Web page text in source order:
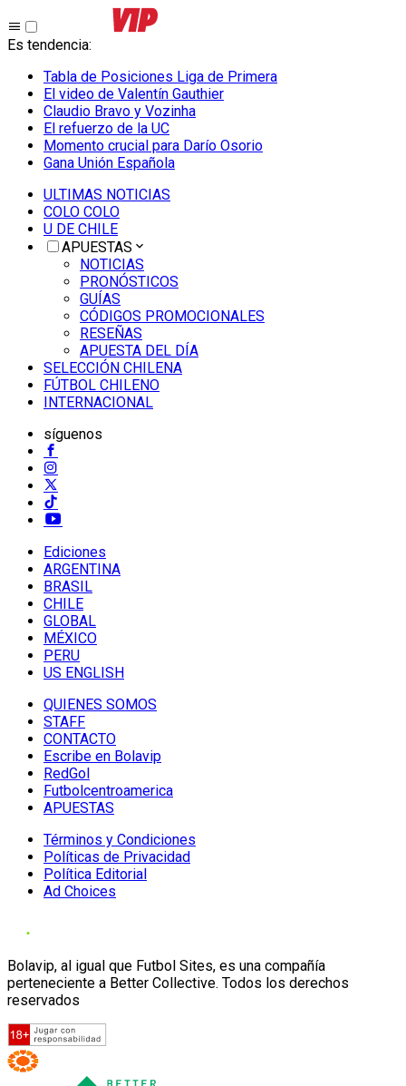
Es tendencia:
Tabla de Posiciones Liga de Primera
El video de Valentín Gauthier
Claudio Bravo y Vozinha
El refuerzo de la UC
Momento crucial para Darío Osorio
Gana Unión Española
ULTIMAS NOTICIAS
COLO COLO
U DE CHILE
APUESTAS
NOTICIAS
PRONÓSTICOS
GUÍAS
CÓDIGOS PROMOCIONALES
RESEÑAS
APUESTA DEL DÍA
SELECCIÓN CHILENA
FÚTBOL CHILENO
INTERNACIONAL
síguenos
Ediciones
ARGENTINA
BRASIL
CHILE
GLOBAL
MÉXICO
PERU
US ENGLISH
QUIENES SOMOS
STAFF
CONTACTO
Escribe en Bolavip
RedGol
Futbolcentroamerica
APUESTAS
Términos y Condiciones
Políticas de Privacidad
Política Editorial
Ad Choices
Bolavip, al igual que Futbol Sites, es una compañía
perteneciente a Better Collective. Todos los derechos
reservados